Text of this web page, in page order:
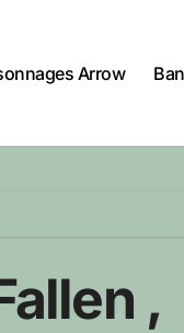
Arrow
,